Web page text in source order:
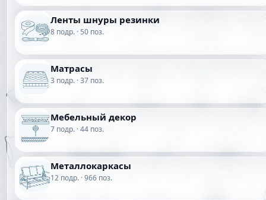
Ленты шнуры резинки
8 подр. · 50 поз.
Матрасы
3 подр. · 37 поз.
Мебельный декор
7 подр. · 44 поз.
Металлокаркасы
12 подр. · 966 поз.